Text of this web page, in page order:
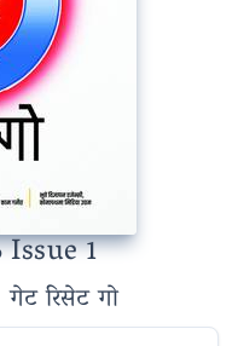
1
रिसेट गाे